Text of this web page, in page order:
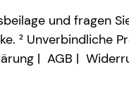
und
² Unverbindliche
AGB